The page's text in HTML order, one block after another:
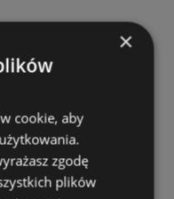
×
cookie, aby
zgodę
plików